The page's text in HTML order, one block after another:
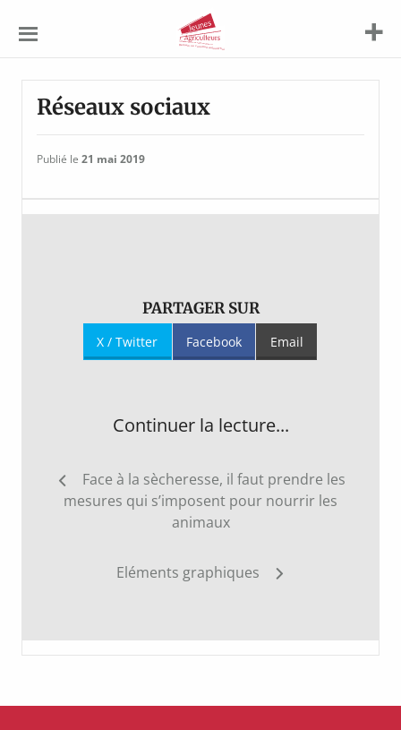
Agriculteurs
Réseaux sociaux
Publié le 21 mai 2019
PARTAGER SUR
X / Twitter Facebook Email
Continuer la lecture...
Navigation
de
Face à la sècheresse, il faut prendre les
mesures qui s’imposent pour nourrir les
animaux
Eléments graphiques